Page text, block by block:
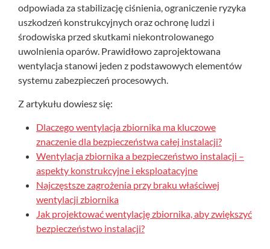
odpowiada za stabilizację ciśnienia, ograniczenie ryzyka
uszkodzeń konstrukcyjnych oraz ochronę ludzi i
środowiska przed skutkami niekontrolowanego
uwolnienia oparów. Prawidłowo zaprojektowana
wentylacja stanowi jeden z podstawowych elementów
systemu zabezpieczeń procesowych.
Z artykułu dowiesz się:
Dlaczego wentylacja zbiornika ma kluczowe
znaczenie dla bezpieczeństwa całej instalacji?
Wentylacja zbiornika a bezpieczeństwo instalacji –
aspekty konstrukcyjne i eksploatacyjne
Najczęstsze zagrożenia przy braku właściwej
wentylacji zbiornika
Jak projektować wentylację zbiornika, aby zwiększyć
bezpieczeństwo instalacji?